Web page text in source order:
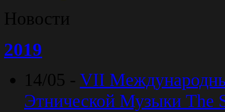
Новости
2019
14/05 - VII
Этнической Музыки The